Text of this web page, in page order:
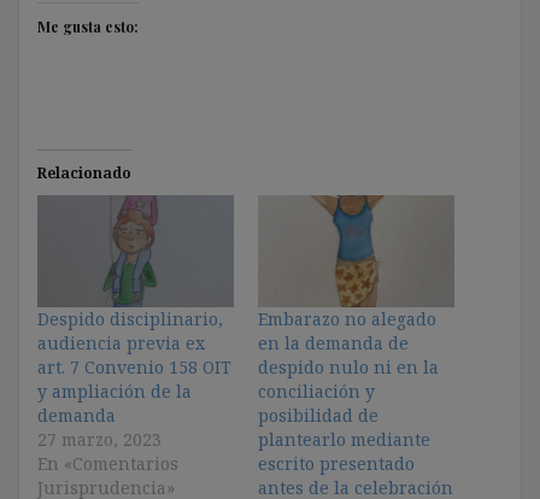
Me gusta esto:
Relacionado
Despido disciplinario,
audiencia previa ex
art. 7 Convenio 158 OIT
y ampliación de la
demanda
27 marzo, 2023
En «Comentarios
Jurisprudencia»
Embarazo no alegado
en la demanda de
despido nulo ni en la
conciliación y
posibilidad de
plantearlo mediante
escrito presentado
antes de la celebración